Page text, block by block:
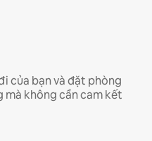
của bạn và đặt phòng
không cần cam kết